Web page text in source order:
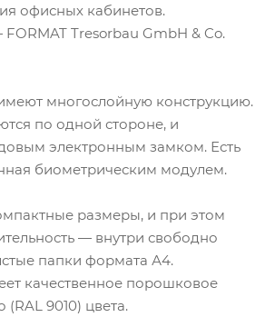
офисных кабинетов.
Tresorbau GmbH & Co.
многослойную конструкцию.
по одной стороне, и
электронным замком. Есть
биометрическим модулем.
размеры, и при этом
— внутри свободно
папки формата А4.
качественное порошковое
9010) цвета.